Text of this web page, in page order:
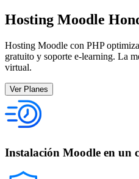
Hosting Moodle
Hosting Moodle con PHP
gratuito y soporte e-learning. La
virtual.
Ver Planes
Instalación Moodle en un